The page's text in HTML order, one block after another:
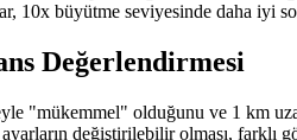
10x büyütme seviyesinde daha iyi
Değerlendirmesi
"mükemmel" olduğunu ve 1 km
değiştirilebilir olması, farklı